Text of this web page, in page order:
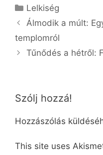
Kategória
Lelkiség
Álmodik a múlt:
templomról
Tűnődés a hétről:
Szólj hozzá!
Hozzászólás
This site uses